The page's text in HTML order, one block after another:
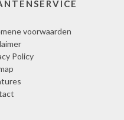
voorwaarden
Policy